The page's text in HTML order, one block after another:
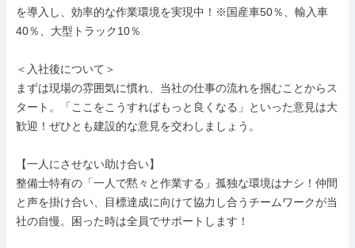
を導入し、効率的な作業環境を実現中！※国産車50％、輸入車
40％、大型トラック10％
＜入社後について＞
まずは現場の雰囲気に慣れ、当社の仕事の流れを掴むことからス
タート。「ここをこうすればもっと良くなる」といった意見は大
歓迎！ぜひとも建設的な意見を交わしましょう。
【一人にさせない助け合い】
整備士特有の「一人で黙々と作業する」孤独な環境はナシ！仲間
と声を掛け合い、目標達成に向けて協力し合うチームワークが当
社の自慢。困った時は全員でサポートします！